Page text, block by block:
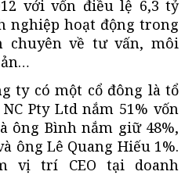
với vốn điều lệ 6,3 tỷ
nghiệp hoạt động trong
chuyên về tư vấn, môi
ty có một cổ đông là tổ
Pty Ltd nắm 51% vốn
ông Bình nắm giữ 48%,
ông Lê Quang Hiếu 1%.
vị trí CEO tại doanh